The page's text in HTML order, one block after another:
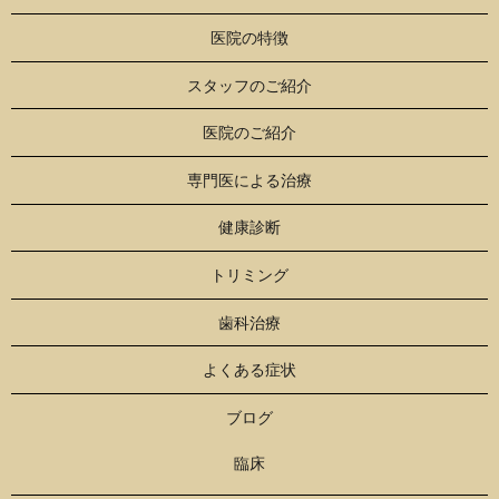
医院の特徴
スタッフのご紹介
医院のご紹介
専門医による治療
健康診断
トリミング
歯科治療
よくある症状
ブログ
臨床